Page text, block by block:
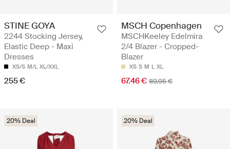
STINE GOYA
2244 Stocking Jersey,
Elastic Deep - Maxi
Dresses
XS/S M/L XL/XXL
255 €
MSCH Copenhagen
MSCHKeeley Edelmira
2/4 Blazer - Cropped-
Blazer
XS S M L XL
67.46 € 89.95 €
20% Deal 20% Deal